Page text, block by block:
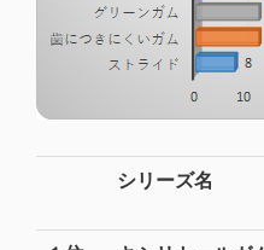
シリーズ名